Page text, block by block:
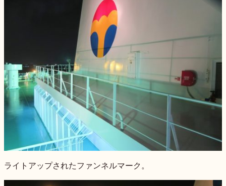
ライトアップされたファンネルマーク。